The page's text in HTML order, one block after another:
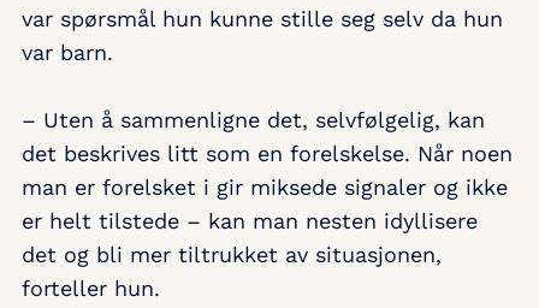
var spørsmål hun kunne stille seg selv da hun
var barn.
– Uten å sammenligne det, selvfølgelig, kan
det beskrives litt som en forelskelse. Når noen
man er forelsket i gir miksede signaler og ikke
er helt tilstede – kan man nesten idyllisere
det og bli mer tiltrukket av situasjonen,
forteller hun.